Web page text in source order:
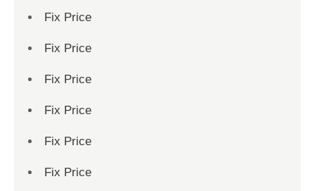
Fix Price
Fix Price
Fix Price
Fix Price
Fix Price
Fix Price